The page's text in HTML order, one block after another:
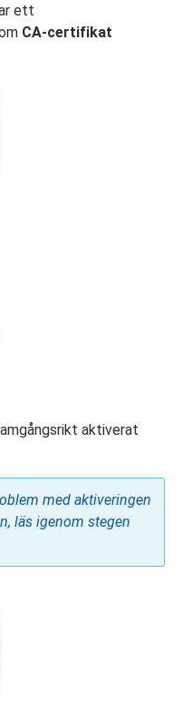
ett
CA-certifikat
aktiverat
med aktiveringen
läs igenom stegen